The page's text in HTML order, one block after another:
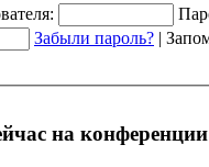
Забыли пароль? |
на конференции